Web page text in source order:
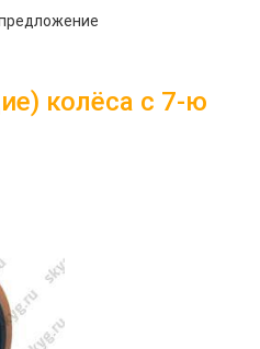
колёса с 7-ю